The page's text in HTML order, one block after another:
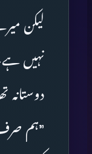
لیکن
نہیں ہے۔
دوستانہ
”ہم